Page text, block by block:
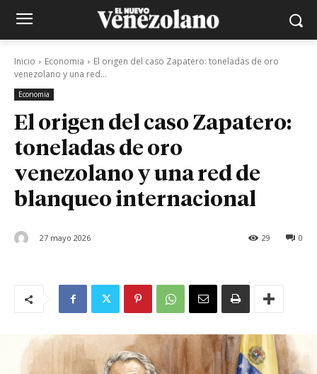
Inicio Economia
El origen del caso Zapatero: toneladas de oro
venezolano y una red...
Economia
El origen del caso Zapatero:
toneladas de oro
venezolano y una red de
blanqueo internacional
27 mayo 2026 0
29